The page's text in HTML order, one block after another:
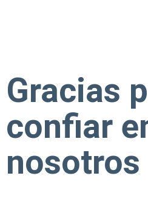
Gracias
confiar
nosotros